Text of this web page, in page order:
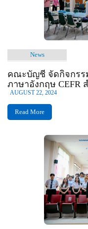
News
คณะบัญชี จัดกิจกรร
ภาษาอังกฤษ
AUGUST 22, 2024
Read More